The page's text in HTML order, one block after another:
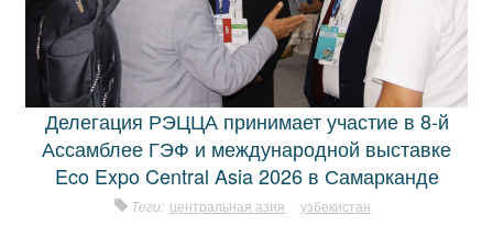
Делегация РЭЦЦА принимает участие в 8-й
Ассамблее ГЭФ и международной выставке
Eco Expo Central Asia 2026 в Самарканде
Теги: центральная азия
узбекистан